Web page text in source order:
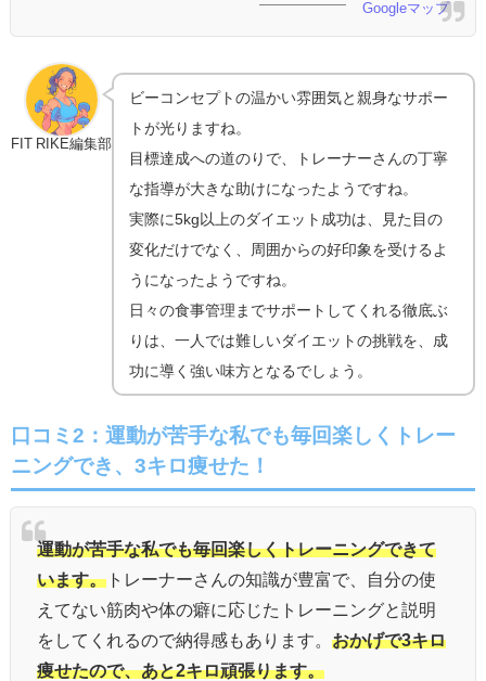
Googleマップ
FIT RIKE編集部
ビーコンセプトの温かい雰囲気と親身なサポー
トが光りますね。
目標達成への道のりで、トレーナーさんの丁寧
な指導が大きな助けになったようですね。
実際に5kg以上のダイエット成功は、見た目の
変化だけでなく、周囲からの好印象を受けるよ
うになったようですね。
日々の食事管理までサポートしてくれる徹底ぶ
りは、一人では難しいダイエットの挑戦を、成
功に導く強い味方となるでしょう。
口コミ2：運動が苦手な私でも毎回楽しくトレー
ニングでき、3キロ痩せた！
運動が苦手な私でも毎回楽しくトレーニングできて
います。 トレーナーさんの知識が豊富で、自分の使
えてない筋肉や体の癖に応じたトレーニングと説明
をしてくれるので納得感もあります。 おかげで3キロ
痩せたので、あと2キロ頑張ります。